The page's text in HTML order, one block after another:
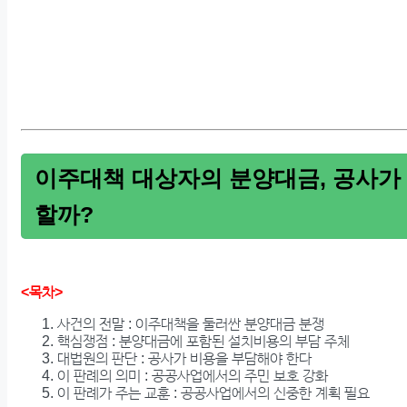
이주대책 대상자의 분양대금, 공사
할까?
<목차>
사건의 전말 : 이주대책을 둘러싼 분양대금 분쟁
핵심쟁점 : 분양대금에 포함된 설치비용의 부담 주체
대법원의 판단 : 공사가 비용을 부담해야 한다
이 판례의 의미 : 공공사업에서의 주민 보호 강화
이 판례가 주는 교훈 : 공공사업에서의 신중한 계획 필요